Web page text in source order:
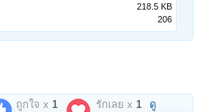
218.5 KB
206
ถูกใจ x1 รักเลย x1 ดู